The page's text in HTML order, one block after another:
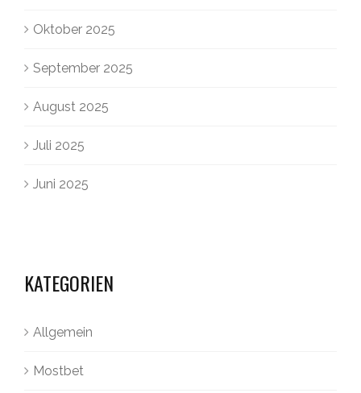
Oktober 2025
September 2025
August 2025
Juli 2025
Juni 2025
KATEGORIEN
Allgemein
Mostbet